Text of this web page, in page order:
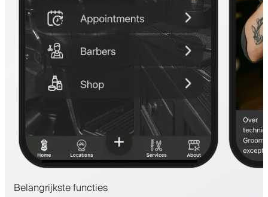
Belangrijkste functies